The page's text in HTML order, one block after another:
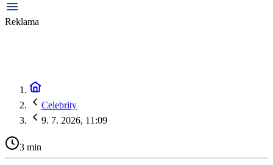
Reklama
Celebrity
9. 7. 2026, 11:09
3 min